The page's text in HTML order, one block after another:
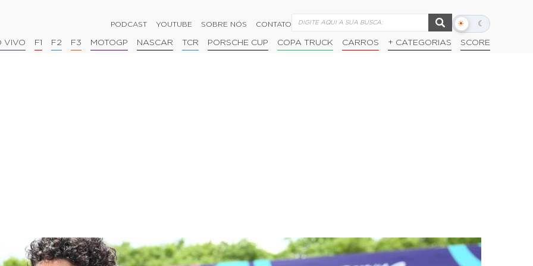
PODCAST YOUTUBE SOBRE NÓS CONTATO ☀ ☾
Alternar
escuro
VIVO F1 F2 F3 MOTOGP NASCAR TCR PORSCHE CUP COPA TRUCK CARROS + CATEGORIAS SCORE